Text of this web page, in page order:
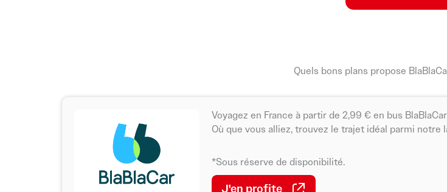
collaboratifs.
Quels bons plans propose
Voyagez en France à partir de 2,99 € en bus BlaBlaCar
Où que vous alliez, trouvez le trajet idéal parmi
*Sous réserve de disponibilité.
J'en profite